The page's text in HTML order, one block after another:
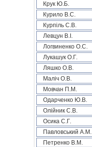
Крук Ю.Б.
Курило В.С.
Курпіль С.В.
Левцун В.І.
Логвиненко О.С.
Лукашук О.Г.
Ляшко О.В.
Маліч О.В.
Мовчан П.М.
Одарченко Ю.В.
Олійник С.В.
Осика С.Г.
Павловський А.М.
Петренко В.М.